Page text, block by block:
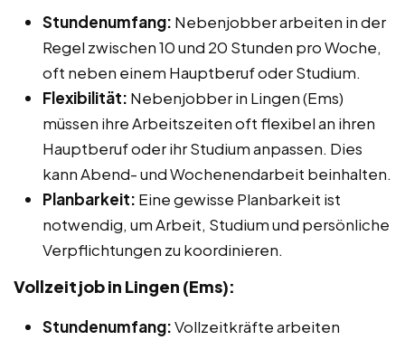
Stundenumfang: Nebenjobber arbeiten in der
Regel zwischen 10 und 20 Stunden pro Woche,
oft neben einem Hauptberuf oder Studium.
Flexibilität: Nebenjobber in Lingen (Ems)
müssen ihre Arbeitszeiten oft flexibel an ihren
Hauptberuf oder ihr Studium anpassen. Dies
kann Abend- und Wochenendarbeit beinhalten.
Planbarkeit: Eine gewisse Planbarkeit ist
notwendig, um Arbeit, Studium und persönliche
Verpflichtungen zu koordinieren.
Vollzeitjob in Lingen (Ems):
Stundenumfang:Vollzeitkräfte arbeiten